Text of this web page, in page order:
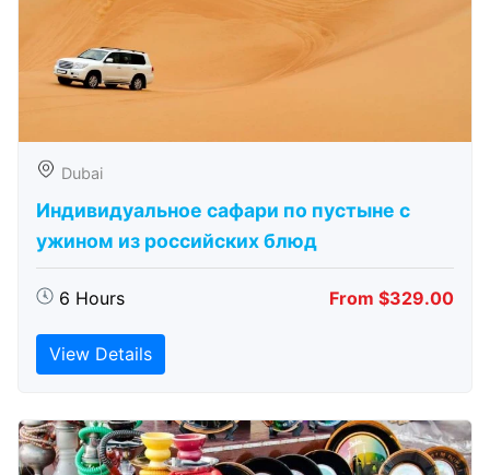
Dubai
Индивидуальное сафари по пустыне с
ужином из российских блюд
6 Hours From $329.00
View Details